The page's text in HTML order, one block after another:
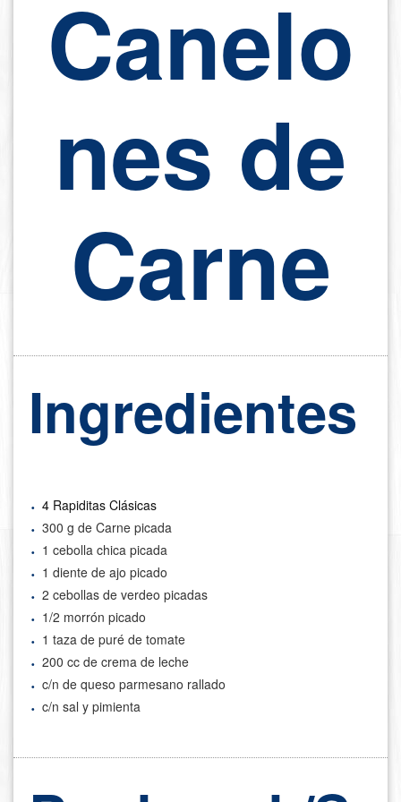
Canelo
nes de
Carne
Ingredientes
4 Rapiditas Clásicas
300 g de Carne picada
1 cebolla chica picada
1 diente de ajo picado
2 cebollas de verdeo picadas
1/2 morrón picado
1 taza de puré de tomate
200 cc de crema de leche
c/n de queso parmesano rallado
c/n sal y pimienta